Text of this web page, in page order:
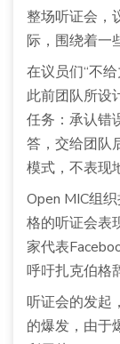
整场听证会，
际，围绕着一
在议员们“不
此前团队所设
任务：承认错
答，交给团队
模式，不表现
Open MIC组
格的听证会表
家代表
呼吁扎克伯格
听证会的发起
的爆发，由于